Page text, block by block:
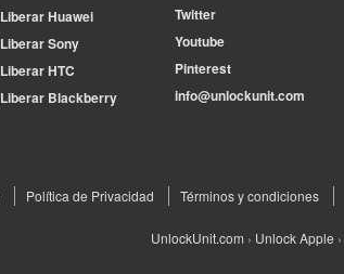
Liberar Huawei
Liberar Sony
Liberar HTC
Liberar Blackberry
Twitter
Youtube
Pinterest
info@unlockunit.com
Política de Privacidad Términos y condiciones
UnlockUnit.com › Unlock Apple ›